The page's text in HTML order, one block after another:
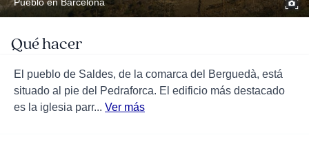
Qué hacer
El pueblo de Saldes, de la comarca del Berguedà, está
situado al pie del Pedraforca. El edificio más destacado
es la iglesia parr... Ver más